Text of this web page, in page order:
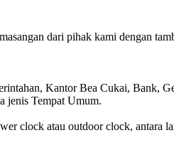
dari pihak kami dengan
Kantor Bea Cukai, Bank,
jenis Tempat Umum.
clock atau outdoor clock, antara